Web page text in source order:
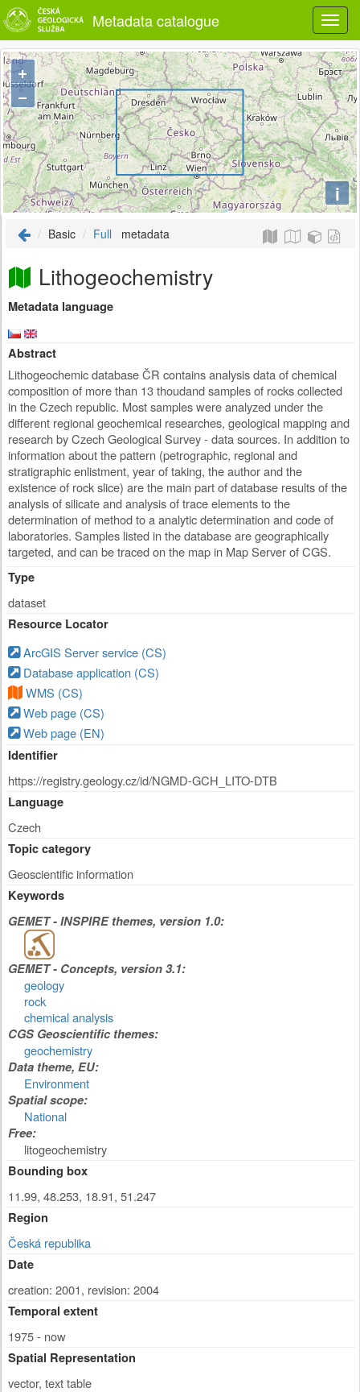
Metadata catalogue
+
−
i
Basic Full metadata
Lithogeochemistry
Metadata language
Abstract
Lithogeochemic database ČR contains analysis data of chemical
composition of more than 13 thoudand samples of rocks collected
in the Czech republic. Most samples were analyzed under the
different regional geochemical researches, geological mapping and
research by Czech Geological Survey - data sources. In addition to
information about the pattern (petrographic, regional and
stratigraphic enlistment, year of taking, the author and the
existence of rock slice) are the main part of database results of the
analysis of silicate and analysis of trace elements to the
determination of method to a analytic determination and code of
laboratories. Samples listed in the database are geographically
targeted, and can be traced on the map in Map Server of CGS.
Type
dataset
Resource Locator
ArcGIS Server service (CS)
Database application (CS)
WMS (CS)
Web page (CS)
Web page (EN)
Identifier
https://registry.geology.cz/id/NGMD-GCH_LITO-DTB
Language
Czech
Topic category
Geoscientific information
Keywords
GEMET - INSPIRE themes, version 1.0:
GEMET - Concepts, version 3.1:
geology
rock
chemical analysis
CGS Geoscientific themes:
geochemistry
Data theme, EU:
Environment
Spatial scope:
National
Free:
litogeochemistry
Bounding box
11.99, 48.253, 18.91, 51.247
Region
Česká republika
Date
creation: 2001, revision: 2004
Temporal extent
1975 - now
Spatial Representation
vector, text table